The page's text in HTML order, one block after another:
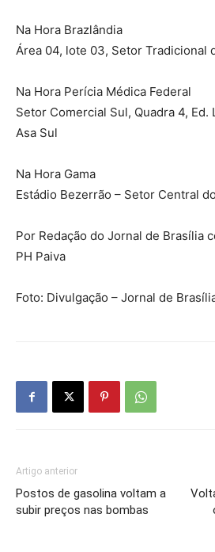
Na Hora Brazlândia
Área 04, lote 03, Setor Tradicional
Na Hora Perícia Médica Federal
Setor Comercial Sul, Quadra 4,
Asa Sul
Na Hora Gama
Estádio Bezerrão – Setor Central
Por Redação do Jornal de Brasília
PH Paiva
Foto: Divulgação – Jornal de
Artigo anterior
Postos de gasolina voltam a
subir preços nas bombas